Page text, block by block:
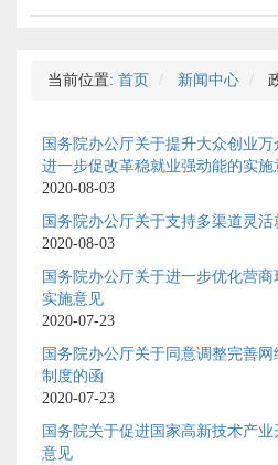
当前位置: 首页 新闻中心
国务院办公厅关于提升大众创业
进一步促改革稳就业强动能的实施
2020-08-03
国务院办公厅关于支持多渠道灵
2020-08-03
国务院办公厅关于进一步优化营
实施意见
2020-07-23
国务院办公厅关于同意调整完善
制度的函
2020-07-23
国务院关于促进国家高新技术产
意见